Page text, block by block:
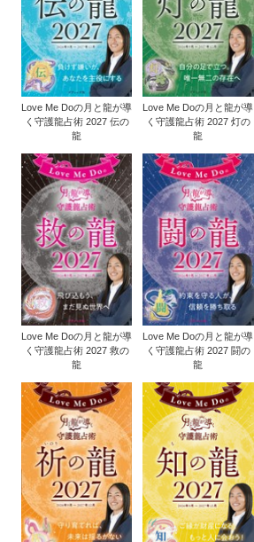
Love Me Doの月と龍が導
く守護龍占術 2027 伝の
龍
Love Me Doの月と龍が導
く守護龍占術 2027 灯の
龍
Love Me Doの月と龍が導
く守護龍占術 2027 救の
龍
Love Me Doの月と龍が導
く守護龍占術 2027 闘の
龍